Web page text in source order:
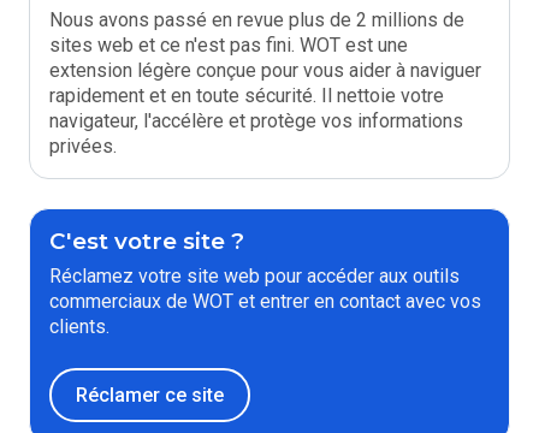
Nous avons passé en revue plus de 2 millions de
sites web et ce n'est pas fini. WOT est une
extension légère conçue pour vous aider à naviguer
rapidement et en toute sécurité. Il nettoie votre
navigateur, l'accélère et protège vos informations
privées.
C'est votre site ?
Réclamez votre site web pour accéder aux outils
commerciaux de WOT et entrer en contact avec vos
clients.
Réclamer ce site